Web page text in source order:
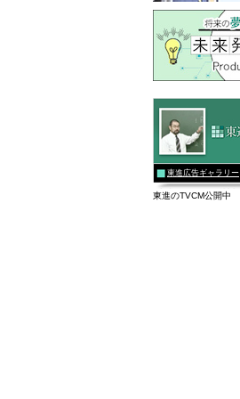
東進広告ギャラリー
東進のTVCM公開中